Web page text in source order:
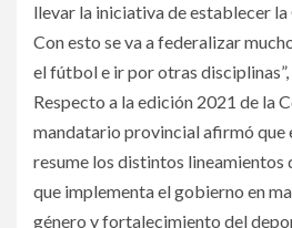
llevar la iniciativa de establecer
Con esto se va a federalizar
el fútbol e ir por otras
Respecto a la edición 2021 de la
mandatario provincial afirmó que
resume los distintos
que implementa el gobierno en
género y fortalecimiento del